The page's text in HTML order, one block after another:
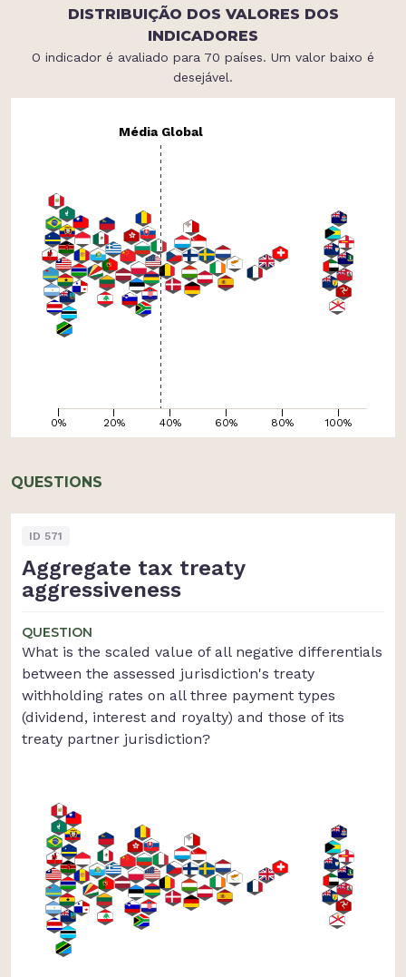
DISTRIBUIÇÃO DOS VALORES DOS
INDICADORES
O indicador é avaliado para 70 países. Um valor baixo é
desejável.
0% 20% 40% 60% 80% 100%
Média Global
QUESTIONS
ID 571
Aggregate tax treaty
aggressiveness
QUESTION
What is the scaled value of all negative differentials
between the assessed jurisdiction's treaty
withholding rates on all three payment types
(dividend, interest and royalty) and those of its
treaty partner jurisdiction?